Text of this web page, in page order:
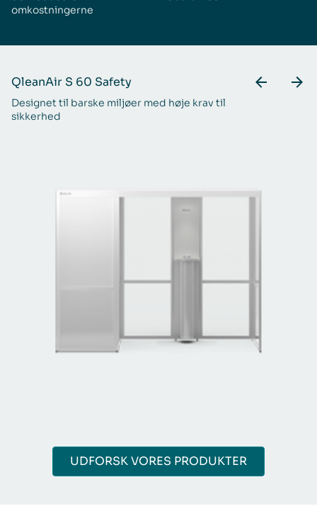
omkostningerne
QleanAir S 60 Safety
Designet til barske miljøer med høje krav til
sikkerhed
UDFORSK VORES PRODUKTER